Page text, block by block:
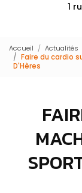
1
Accueil
Actualités
Faire du cardio
D'Hères